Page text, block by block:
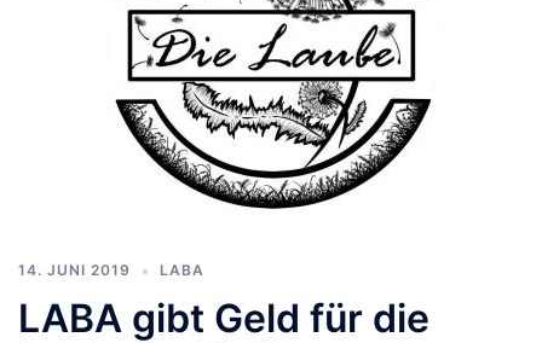
14. JUNI 2019 LABA
LABA gibt Geld für die